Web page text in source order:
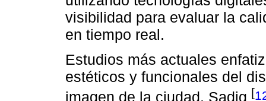
visibilidad para evaluar la
en tiempo real.
Estudios más actuales
estéticos y funcionales del
imagen de la ciudad. Sadig [